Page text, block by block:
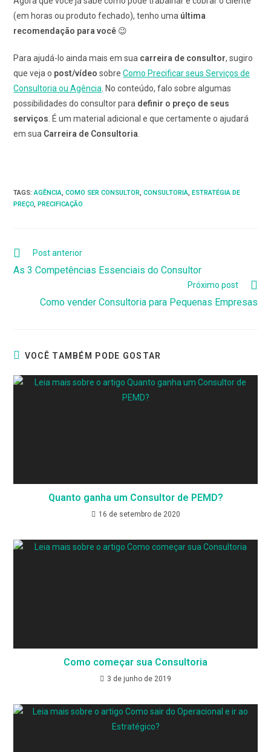
(em horas ou produto fechado), tenho uma última
recomendação para você 😉
Para ajudá-lo ainda mais em sua carreira de consultor, sugiro
que veja o post/vídeo sobreComo Precificar seus Serviços de
Consultoria ou Agência . No conteúdo, falo sobre algumas
possibilidades do consultor para definir o preço de seus
serviços . É um material adicional e que certamente o ajudará
em sua Carreira de Consultoria
TAGS:AGÊNCIA, COMO SER CONSULTOR, CONSULTORIA, ESTRATÉGIA DE
PREÇO, PRECIFICAÇÃO
Leia
artigos
Post anterior
As 3 Competências Essenciais do Consultor
Próximo post
Como vender Consultoria para Pequenas Empresas
VOCÊ TAMBÉM PODE GOSTAR
Quanto ganha um Consultor de PEMD?
16 de setembro de 2020
Como começar sua Consultoria
3 de junho de 2019